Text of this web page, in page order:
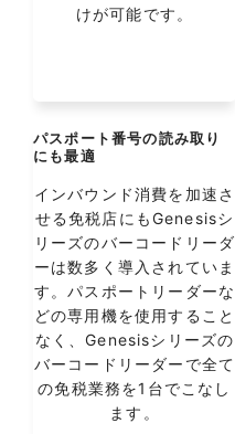
けが可能です。
パスポート番号の読み取り
にも最適
インバウンド消費を加速さ
せる免税店にもGenesisシ
リーズのバーコードリーダ
ーは数多く導入されていま
す。パスポートリーダーな
どの専用機を使用すること
なく、Genesisシリーズの
バーコードリーダーで全て
の免税業務を1台でこなし
ます。